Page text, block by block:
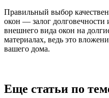
Правильный выбор
окон — залог долговечности
внешнего вида окон на
материалах, ведь это
вашего дома.
Еще статьи по